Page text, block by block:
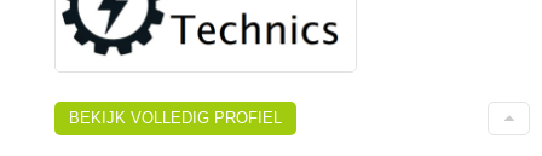
BEKIJK VOLLEDIG PROFIEL